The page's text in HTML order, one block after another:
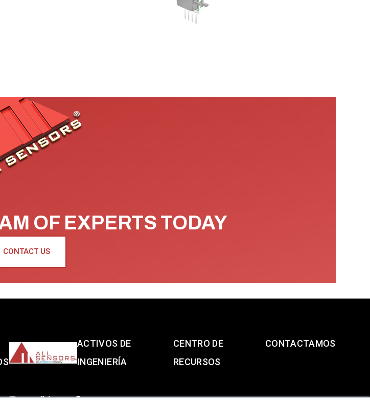
OF EXPERTS TODAY
CONTACT US
ACTIVOS DE
INGENIERÍA
CENTRO DE
RECURSOS
CONTACTAMOS